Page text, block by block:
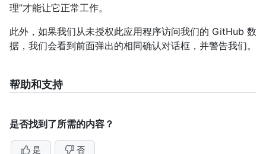
理”才能让它正常工作。
此外，如果我们从未授权此应用程序访问我们的 GitHub 数
据，我们会看到前面弹出的相同确认对话框，并警告我们。
帮助和支持
是否找到了所需的内容？
是 否